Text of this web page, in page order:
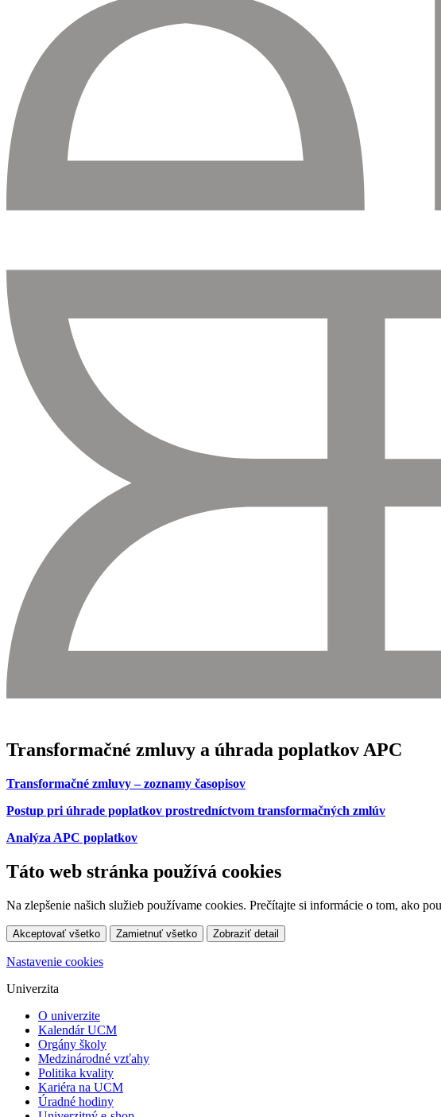
Transformačné zmluvy a úhrada poplatkov APC
Transformačné zmluvy – zoznamy časopisov
Postup pri úhrade poplatkov prostredníctvom transformačných zmlúv
Analýza APC poplatkov
Táto web stránka používá cookies
Na zlepšenie našich služieb používame cookies. Prečítajte si informácie o tom, ako
Akceptovať všetko Zamietnuť všetko Zobraziť detail
Nastavenie cookies
Univerzita
O univerzite
Kalendár UCM
Orgány školy
Medzinárodné vzťahy
Politika kvality
Kariéra na UCM
Úradné hodiny